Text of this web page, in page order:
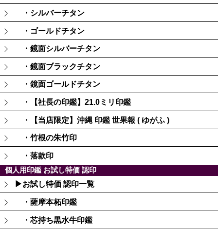
・シルバーチタン
・ゴールドチタン
・鏡面シルバーチタン
・鏡面ブラックチタン
・鏡面ゴールドチタン
・【社長の印鑑】21.0ミリ印鑑
・【当店限定】沖縄 印鑑 世果報 ( ゆがふ )
・竹根の朱竹印
・落款印
個人用印鑑 お試し特価 認印
▶お試し特価 認印一覧
・薩摩本柘印鑑
・芯持ち黒水牛印鑑